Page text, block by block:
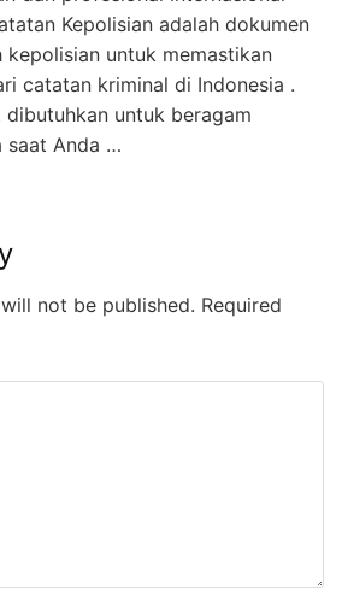
Kepolisian adalah dokumen
untuk memastikan
catatan kriminal di Indonesia .
untuk beragam
saat Anda …
not be published. Required